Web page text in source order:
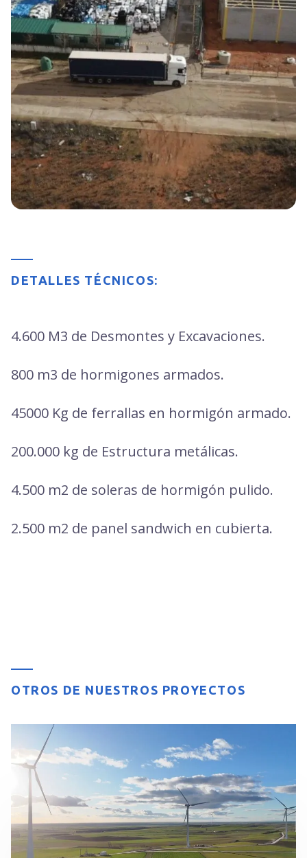
DETALLES TÉCNICOS:
4.600 M3 de Desmontes y Excavaciones.
800 m3 de hormigones armados.
45000 Kg de ferrallas en hormigón armado.
200.000 kg de Estructura metálicas.
4.500 m2 de soleras de hormigón pulido.
2.500 m2 de panel sandwich en cubierta.
OTROS DE NUESTROS PROYECTOS